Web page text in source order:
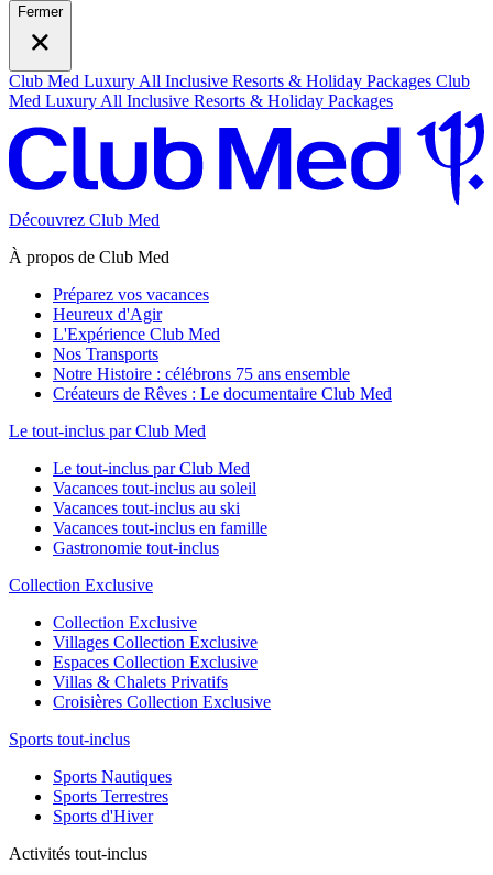
Fermer
Club Med Luxury All Inclusive Resorts & Holiday Packages Club
Med Luxury All Inclusive Resorts & Holiday Packages
Découvrez Club Med
À propos de Club Med
Préparez vos vacances
Heureux d'Agir
L'Expérience Club Med
Nos Transports
Notre Histoire : célébrons 75 ans ensemble
Créateurs de Rêves : Le documentaire Club Med
Le tout-inclus par Club Med
Le tout-inclus par Club Med
Vacances tout-inclus au soleil
Vacances tout-inclus au ski
Vacances tout-inclus en famille
Gastronomie tout-inclus
Collection Exclusive
Collection Exclusive
Villages Collection Exclusive
Espaces Collection Exclusive
Villas & Chalets Privatifs
Croisières Collection Exclusive
Sports tout-inclus
Sports Nautiques
Sports Terrestres
Sports d'Hiver
Activités tout-inclus